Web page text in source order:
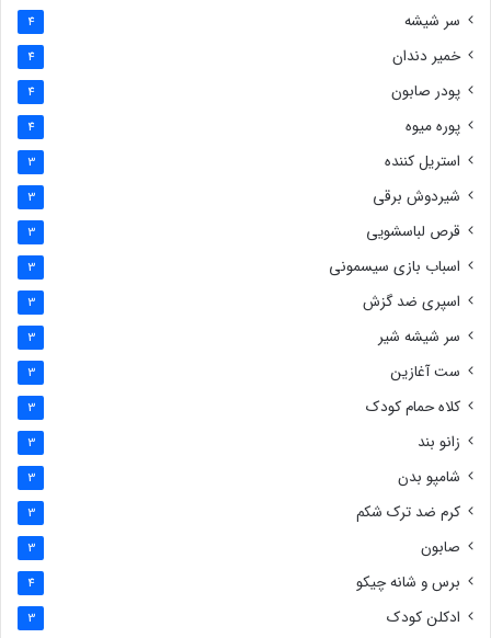
سر شیشه 4
خمیر دندان 4
پودر صابون 4
پوره میوه 4
استریل کننده 3
شیردوش برقی 3
قرص لباسشویی 3
اسباب بازی سیسمونی 3
اسپری ضد گزش 3
سر شیشه شیر 3
ست آغازین 3
کلاه حمام کودک 3
زانو بند 3
شامپو بدن 3
کرم ضد ترک شکم 3
صابون 3
برس و شانه چیکو 4
ادکلن کودک 3